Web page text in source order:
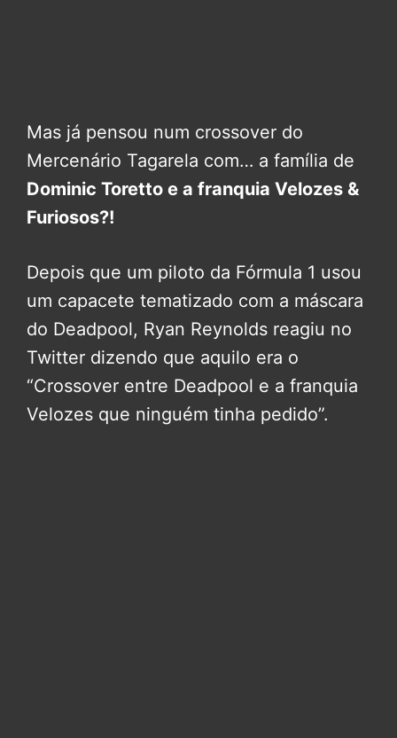
Mas já pensou num crossover do
Mercenário Tagarela com… a família de
Dominic Toretto e a franquia Velozes &
Furiosos?!
Depois que um piloto da Fórmula 1 usou
um capacete tematizado com a máscara
do Deadpool, Ryan Reynolds reagiu no
Twitter dizendo que aquilo era o
“Crossover entre Deadpool e a franquia
Velozes que ninguém tinha pedido”.